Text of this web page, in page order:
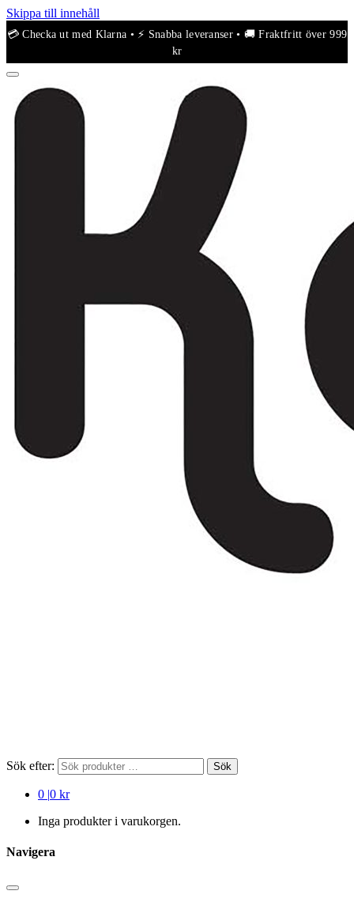
Skippa till innehåll
Sök efter: Sök
0 |0 kr
Inga produkter i varukorgen.
Navigera